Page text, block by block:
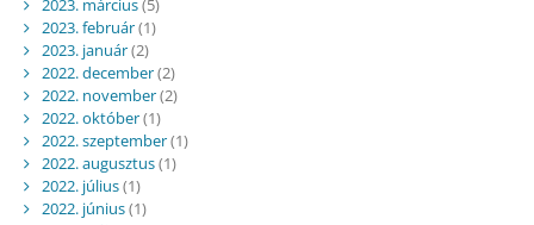
2023. február(1)
2023. január(2)
2022. december(2)
2022. november(2)
2022. október(1)
2022. szeptember(1)
2022. augusztus(1)
2022. július(1)
2022. június(1)